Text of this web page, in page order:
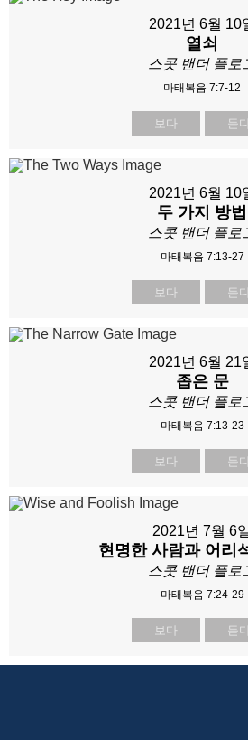
2021년 6월 10
열쇠
스콧 밴더 플로
마태복음 7:7-12
보다 듣
2021년 6월 10
두 가지 방법
스콧 밴더 플로
마태복음 7:13-27
보다 듣
2021년 6월 21
좁은 문
스콧 밴더 플로
마태복음 7:13-23
보다 듣
2021년 7월 6
현명한 사람과 어리
스콧 밴더 플로
마태복음 7:24-29
보다 듣